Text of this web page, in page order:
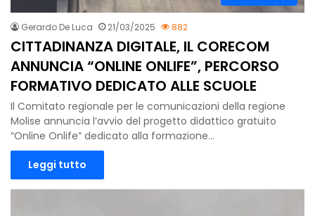
Gerardo De Luca 21/03/2025 882
CITTADINANZA DIGITALE, IL CORECOM
ANNUNCIA “ONLINE ONLIFE”, PERCORSO
FORMATIVO DEDICATO ALLE SCUOLE
Il Comitato regionale per le comunicazioni della regione
Molise annuncia l’avvio del progetto didattico gratuito
“Online Onlife” dedicato alla formazione…
Leggi tutto